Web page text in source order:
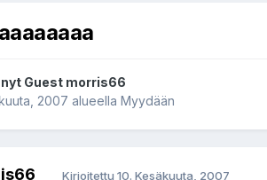
Guest morris66
2007 alueella Myydään
Kirjoitettu 10. Kesäkuuta, 2007